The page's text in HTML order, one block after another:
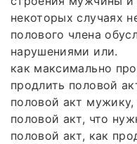
некоторых случаях
полового члена
нарушениями или.
как максимально
продлить половой
половой акт мужику,
половой акт, что
половой акт, как